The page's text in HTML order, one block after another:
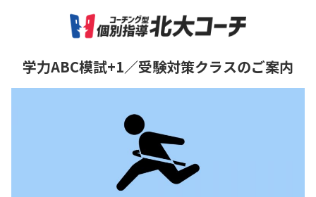
学力ABC模試+1／受験対策クラスのご案内